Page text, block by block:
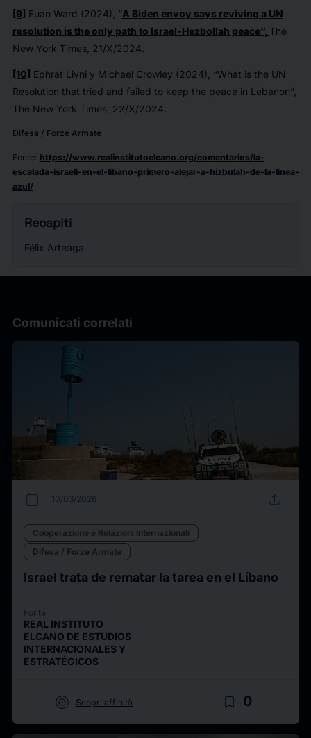
[9] Euan Ward (2024), “A Biden envoy says reviving a UN
resolution is the only path to Israel-Hezbollah peace”, The
New York Times, 21/X/2024.
[10] Ephrat Livni y Michael Crowley (2024), “What is the UN
Resolution that tried and failed to keep the peace in Lebanon”,
The New York Times, 22/X/2024.
Difesa / Forze Armate
Fonte: https://www.realinstitutoelcano.org/comentarios/la-
escalada-israeli-en-el-libano-primero-alejar-a-hizbulah-de-la-linea-
azul/
Recapiti
Félix Arteaga
Comunicati correlati
calendar_today 10/03/2026 upload
Cooperazione e Relazioni Internazionali
Difesa / Forze Armate
Israel trata de rematar la tarea en el Líbano
Fonte
REAL INSTITUTO
ELCANO DE ESTUDIOS
INTERNACIONALES Y
ESTRATÉGICOS
target Scopri affinità bookmark_border 0